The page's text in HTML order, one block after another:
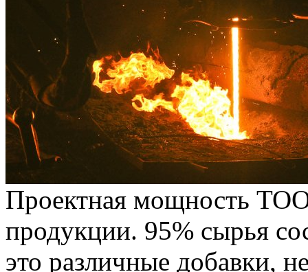
Проектная мощность
продукции. 95% сырья
это различные добавки,